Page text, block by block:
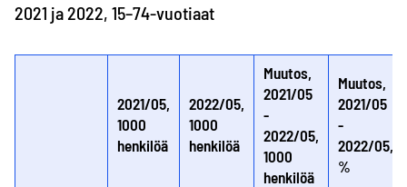
2021 ja 2022, 15–74-vuotiaat
2021/05,
1000
henkilöä
2022/05,
1000
henkilöä
Muutos,
2021/05
-
2022/05,
1000
henkilöä
Muutos,
2021/05
-
2022/05,
%